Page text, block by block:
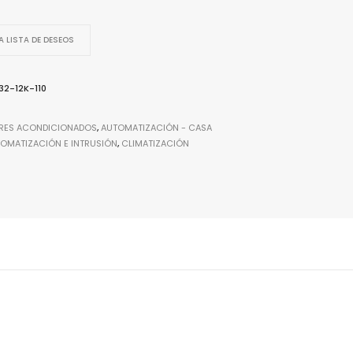
LISTA DE DESEOS
12K-110
ACONDICIONADOS,AUTOMATIZACIÓN - CASA
E INTRUSIÓN, CLIMATIZACIÓN